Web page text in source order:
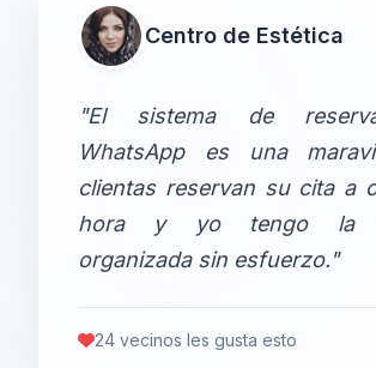
Centro de Estética
"El sistema de
WhatsApp es una
clientas reservan su cita a
hora y yo tengo la
organizada sin esfuerzo."
24 vecinos les gusta esto